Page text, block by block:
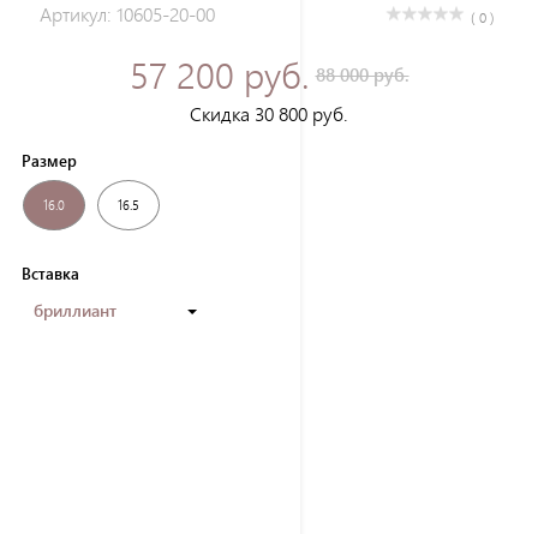
Артикул: 10605-20-00 ( 0 )
57 200 руб. 88 000 руб.
Скидка 30 800 руб.
Размер
16.0 16.5
Вставка
бриллиант